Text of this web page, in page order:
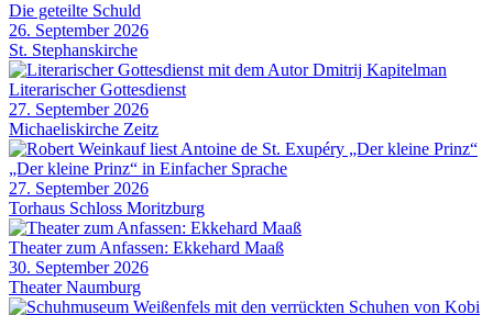
Die geteilte Schuld
26. September 2026
St. Stephanskirche
Literarischer Gottesdienst
27. September 2026
Michaeliskirche Zeitz
„Der kleine Prinz“ in Einfacher Sprache
27. September 2026
Torhaus Schloss Moritzburg
Theater zum Anfassen: Ekkehard Maaß
30. September 2026
Theater Naumburg